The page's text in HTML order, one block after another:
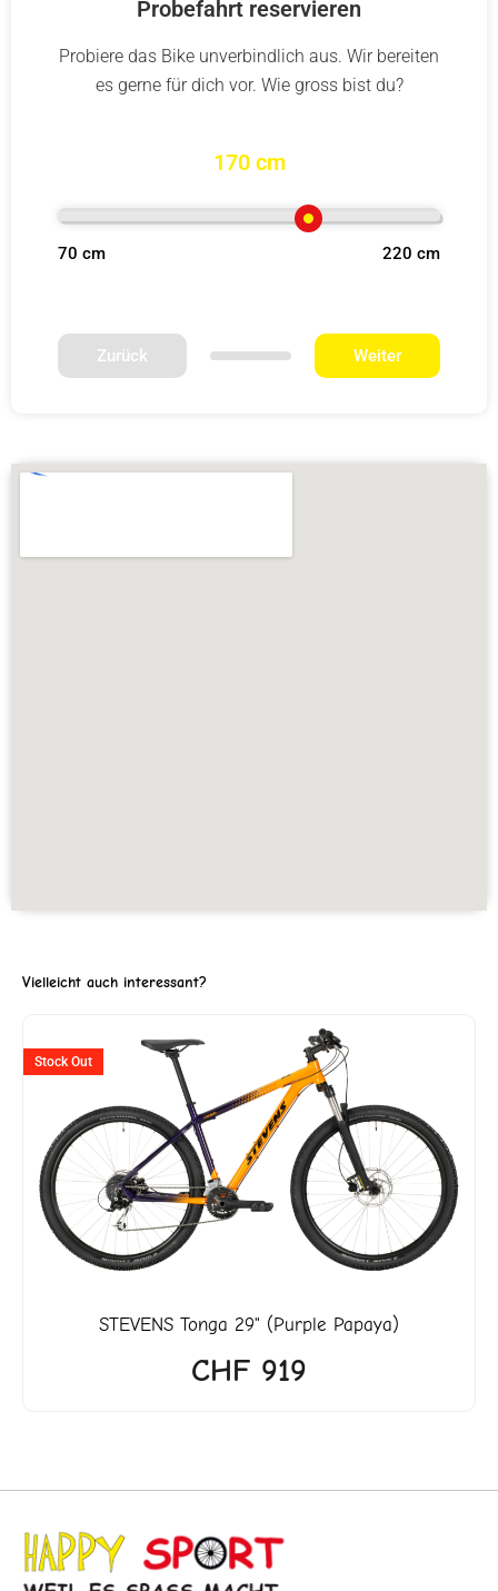
Probefahrt reservieren
Probiere das Bike unverbindlich aus. Wir bereiten
es gerne für dich vor. Wie gross bist du?
170 cm
70 cm 220 cm
Zurück Weiter
Vielleicht auch interessant?
Stock Out
STEVENS Tonga 29" (Purple Papaya)
CHF 919